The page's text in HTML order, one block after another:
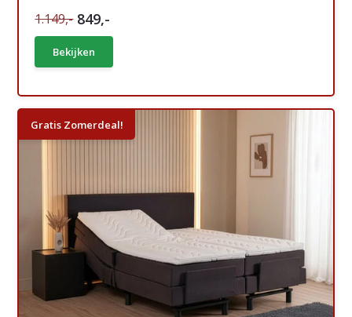
1.149,- 849,-
Bekijken
Gratis Zomerdeal!